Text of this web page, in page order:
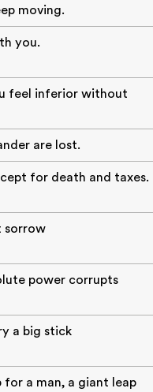
moving.
you.
feel inferior without
are lost.
for death and taxes.
sorrow
power corrupts
a big stick
for a man, a giant leap